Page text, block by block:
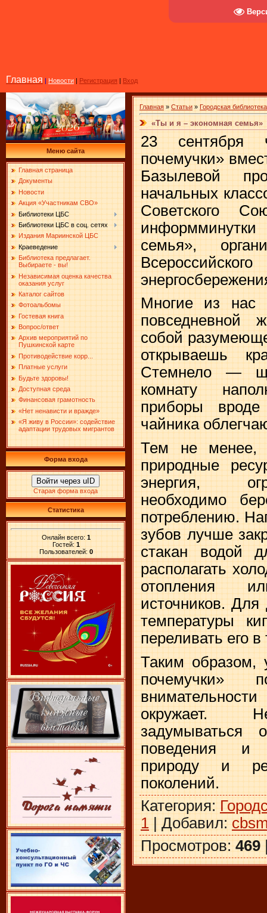
Главная | Новости | Регистрация | Вход
Меню сайта
Главная страница
Документы
Новости
Акция «Участникам СВО»
Библиотеки ЦБС
Библиотеки ЦБС в соц. сетях
Издания Мариинской ЦБС
Краеведение
Библиотека предлагает.
Выбираете - вы!
Независимая оценка качества
оказания услуг
Каталог сайтов
Фотоальбомы
Гостевая книга
Вопрос/ответ
Архив мероприятий по
Пушкинской карте
Противодействие корр...
Платные услуги
Будьте здоровы!
Доступная среда
Финансовая грамотность
«Нет ненависти и вражде»
«Я живу в России»: содействие
адаптации трудовых мигрантов
Форма входа
Войти через uID
Старая форма входа
Статистика
Онлайн всего: 1
Гостей: 1
Пользователей: 0
Главная » Статьи » Городская
«Ты и я – экономная семья»
23 сентября
почемучки»
Базылевой
начальных
Советского
семья»,
Многие из нас
повседневной
собой
открываешь
Стемнело —
комнату
приборы вроде
чайника
Тем не менее,
природные
энергия,
необходимо
потреблению.
зубов лучше
стакан водой
располагать
отопления
источников. Для
температуры
переливать его
Таким образом,
почемучки»
окружает.
задумываться
поведения и
природу и
поколений.
Категория:
1 | Добавил:
Просмотров: 469